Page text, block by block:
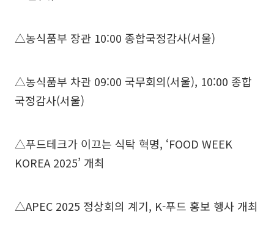
△농식품부 장관 10:00 종합국정감사(서울)
△농식품부 차관 09:00 국무회의(서울), 10:00 종합
국정감사(서울)
△푸드테크가 이끄는 식탁 혁명, ‘FOOD WEEK
KOREA 2025’ 개최
△APEC 2025 정상회의 계기, K-푸드 홍보 행사 개최